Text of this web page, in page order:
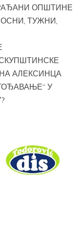
ОПШТИНЕ
ТУЖНИ,
АЛЕКСИНЦА
У